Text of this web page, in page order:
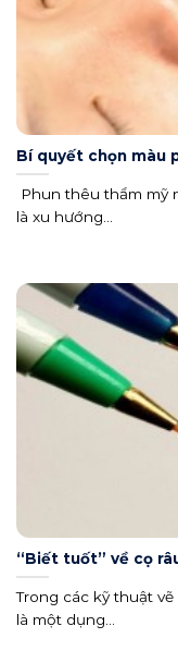
Bí quyết chọn màu
Phun thêu thẩm mỹ
là xu hướng...
“Biết tuốt” về cọ
Trong các kỹ thuật
là một dụng...